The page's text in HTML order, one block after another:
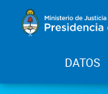
DATOS